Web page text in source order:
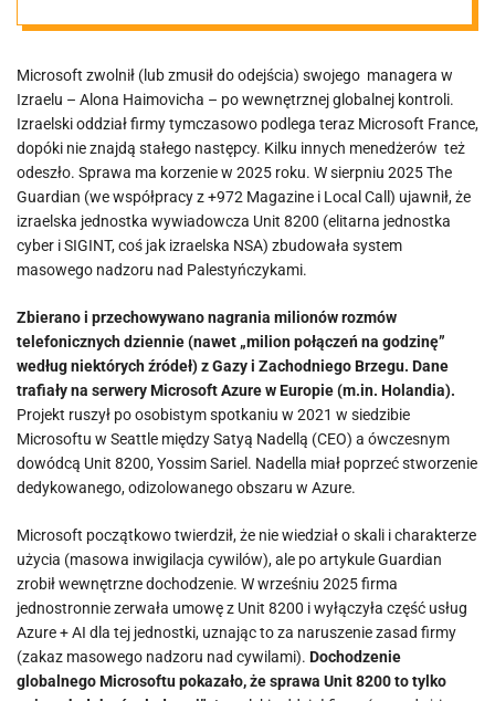
wywiad do
monitorowania
Palestyńczyków
Microsoft zwolnił (lub zmusił do odejścia) swojego managera w
Izraelu – Alona Haimovicha – po wewnętrznej globalnej kontroli.
Izraelski oddział firmy tymczasowo podlega teraz Microsoft France,
dopóki nie znajdą stałego następcy. Kilku innych menedżerów też
odeszło. Sprawa ma korzenie w 2025 roku. W sierpniu 2025 The
Guardian (we współpracy z +972 Magazine i Local Call) ujawnił, że
izraelska jednostka wywiadowcza Unit 8200 (elitarna jednostka
cyber i SIGINT, coś jak izraelska NSA) zbudowała system
masowego nadzoru nad Palestyńczykami.
Zbierano i przechowywano nagrania milionów rozmów
telefonicznych dziennie (nawet „milion połączeń na godzinę”
według niektórych źródeł) z Gazy i Zachodniego Brzegu. Dane
trafiały na serwery Microsoft Azure w Europie (m.in. Holandia).
Projekt ruszył po osobistym spotkaniu w 2021 w siedzibie
Microsoftu w Seattle między Satyą Nadellą (CEO) a ówczesnym
dowódcą Unit 8200, Yossim Sariel. Nadella miał poprzeć stworzenie
dedykowanego, odizolowanego obszaru w Azure.
Microsoft początkowo twierdził, że nie wiedział o skali i charakterze
użycia (masowa inwigilacja cywilów), ale po artykule Guardian
zrobił wewnętrzne dochodzenie. W wrześniu 2025 firma
jednostronnie zerwała umowę z Unit 8200 i wyłączyła część usług
Azure + AI dla tej jednostki, uznając to za naruszenie zasad firmy
(zakaz masowego nadzoru nad cywilami). Dochodzenie
globalnego Microsoftu pokazało, że sprawa Unit 8200 to tylko